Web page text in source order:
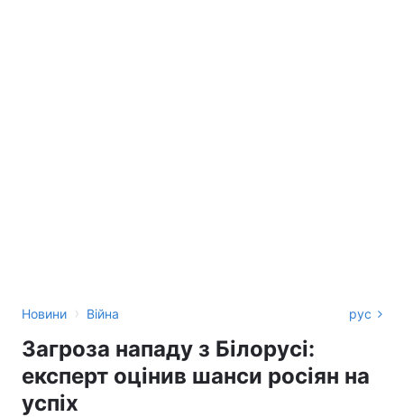
Новини › Війна рус
Загроза нападу з Білорусі:
експерт оцінив шанси росіян на
успіх